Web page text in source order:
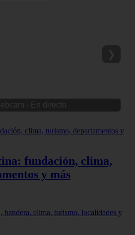
- En directo
fundación, clima,
y más